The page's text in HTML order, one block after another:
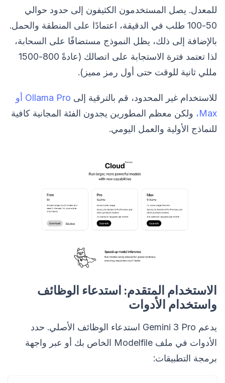
للمعدل. يصل المستخدمون الكثيفون إلى حدود حوالي
50-100 طلب في الدقيقة، اعتمادًا على المنطقة والحمل.
بالإضافة إلى ذلك، يظل النموذج مستضافًا على السحابة،
لذا تعتمد فترة الاستجابة على اتصالك (عادةً 800-1500
مللي ثانية للوقت حتى أول رمز مميز).
للاستخدام غير المحدود، قم بالترقية إلى
Ollama Pro أو
Max،
ولكن معظم المطورين يجدون الفئة المجانية كافية
للنماذج الأولية والعمل اليومي.
الاستخدام المتقدم: استدعاء الوظائف
واستخدام الأدوات
يدعم Gemini 3 Pro استدعاء الوظائف الأصلي. حدد
الأدوات في ملف Modelfile الخاص بك أو عبر واجهة
برمجة التطبيقات: